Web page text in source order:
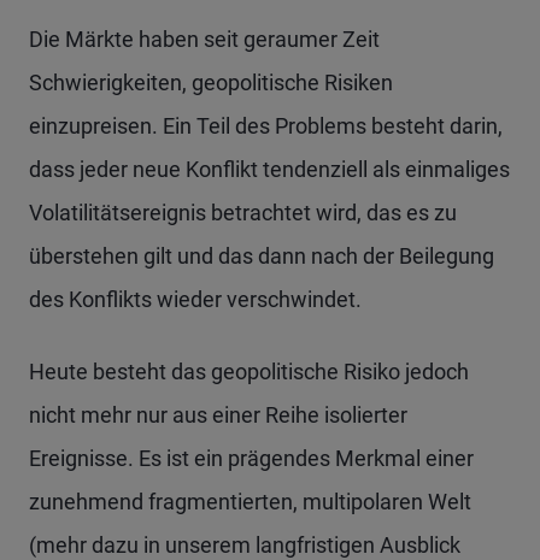
Die Märkte haben seit geraumer Zeit
Schwierigkeiten, geopolitische Risiken
einzupreisen. Ein Teil des Problems besteht darin,
dass jeder neue Konflikt tendenziell als einmaliges
Volatilitätsereignis betrachtet wird, das es zu
überstehen gilt und das dann nach der Beilegung
des Konflikts wieder verschwindet.
Heute besteht das geopolitische Risiko jedoch
nicht mehr nur aus einer Reihe isolierter
Ereignisse. Es ist ein prägendes Merkmal einer
zunehmend fragmentierten, multipolaren Welt
(mehr dazu in unserem langfristigen Ausblick